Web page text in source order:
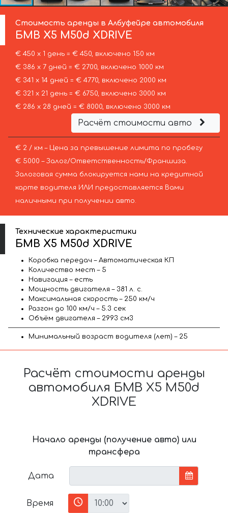
Стоимость аренды в Албуфейре автомобиля
БМВ X5 M50d XDRIVE
€ 450 х 1 день = € 450, включено 150 км
€ 386 х 7 дней = € 2700, включено 1000 км
€ 341 х 14 дней = € 4770, включено 2000 км
€ 321 х 21 день = € 6750, включено 3000 км
€ 286 х 28 дней = € 8000, включено 3000 км
Расчёт стоимости авто
€ 2 / км – Цена за превышение лимита по пробегу
€ 5000 – Залог/Ответственность/Франшиза.
Залоговая сумма блокируется нами на кредитной
карте водителя ИЛИ предоставляется Вами
наличными при получении авто.
Технические характеристики
БМВ X5 M50d XDRIVE
Коробка передач – Автоматическая КП
Количество мест – 5
Навигация – есть
Мощность двигателя – 381 л. с.
Максимальная скорость – 250 км/ч
Разгон до 100 км/ч – 5.3 сек
Объём двигателя – 2993 см3
Минимальный возраст водителя (лет) – 25
Расчёт стоимости аренды
автомобиля БМВ X5 M50d
XDRIVE
Начало аренды (получение авто) или
трансфера
Дата
Время